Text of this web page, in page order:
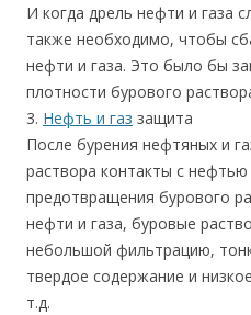
И когда дрель нефти и газа
также необходимо, чтобы
нефти и газа. Это было бы
плотности бурового
3. Нефть и газ защита
После бурения нефтяных и
раствора контакты с
предотвращения бурового
нефти и газа, буровые
небольшой фильтрацию,
твердое содержание и
т.д.